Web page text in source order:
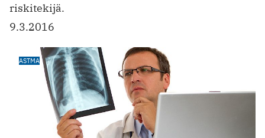
riskitekijä.
9.3.2016
ASTMA